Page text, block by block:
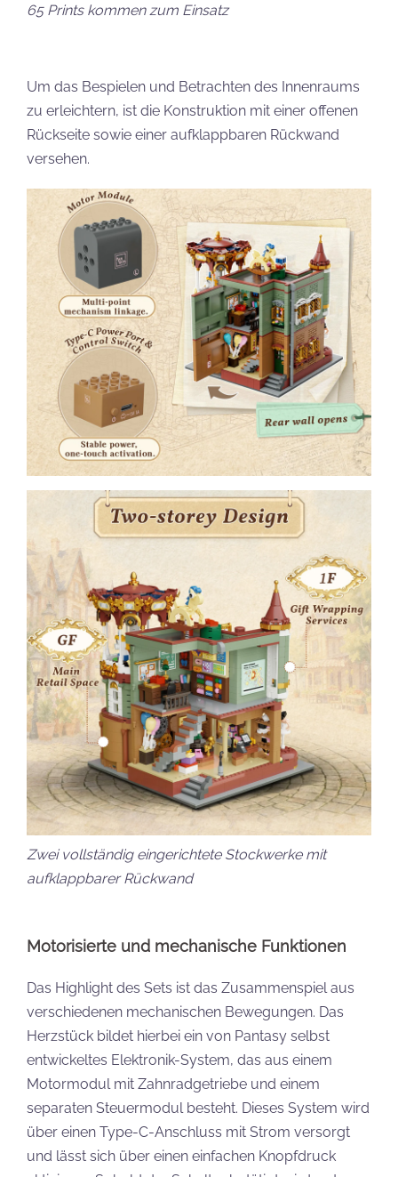
65 Prints kommen zum Einsatz
Um das Bespielen und Betrachten des Innenraums
zu erleichtern, ist die Konstruktion mit einer offenen
Rückseite sowie einer aufklappbaren Rückwand
versehen.
Zwei vollständig eingerichtete Stockwerke mit
aufklappbarer Rückwand
Motorisierte und mechanische Funktionen
Das Highlight des Sets ist das Zusammenspiel aus
verschiedenen mechanischen Bewegungen. Das
Herzstück bildet hierbei ein von Pantasy selbst
entwickeltes Elektronik-System, das aus einem
Motormodul mit Zahnradgetriebe und einem
separaten Steuermodul besteht. Dieses System wird
über einen Type-C-Anschluss mit Strom versorgt
und lässt sich über einen einfachen Knopfdruck